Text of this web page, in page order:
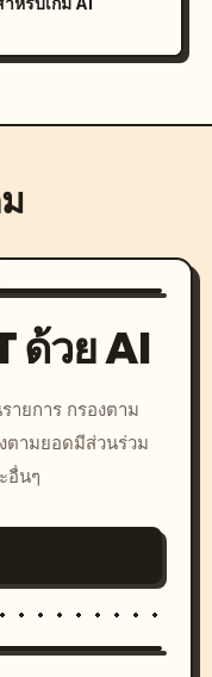
ด้วย AI
ยการ กรองตาม
ตามยอดมีส่วนร่วม
อื่นๆ